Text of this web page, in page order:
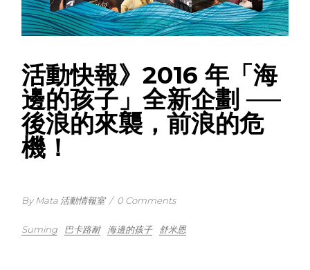
活動快報》2016 年「海
邊的孩子」全新企劃 ──
後浪的來襲，前浪的危
機！
By Mata 活動情報室 / 0 Comments
Suming 巴卡路耐 海邊的孩子 舒米恩